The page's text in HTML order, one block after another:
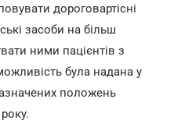
дороговартісні
засоби на більш
ними пацієнтів з
була надана у
положень